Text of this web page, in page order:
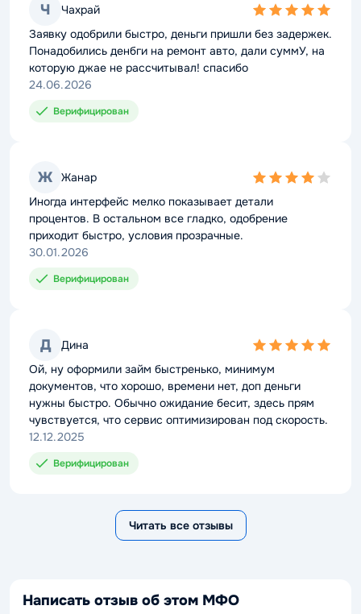
Ч Чахрай
5,0
rating
Заявку одобрили быстро, деньги пришли без задержек.
Понадобились денбги на ремонт авто, дали суммУ, на
которую джае не рассчитывал! спасибо
24.06.2026
Верифицирован
Ж Жанар
4,0
rating
Иногда интерфейс мелко показывает детали
процентов. В остальном все гладко, одобрение
приходит быстро, условия прозрачные.
30.01.2026
Верифицирован
Д Дина
5,0
rating
Ой, ну оформили займ быстренько, минимум
документов, что хорошо, времени нет, доп деньги
нужны быстро. Обычно ожидание бесит, здесь прям
чувствуется, что сервис оптимизирован под скорость.
12.12.2025
Верифицирован
Читать все отзывы
Написать отзыв об этом МФО